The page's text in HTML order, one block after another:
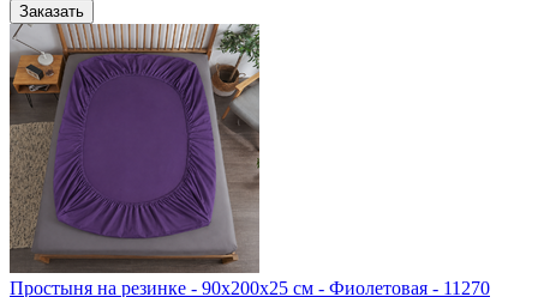
Заказать
Простыня на резинке - 90x200x25 cм - Фиолетовая - 11270